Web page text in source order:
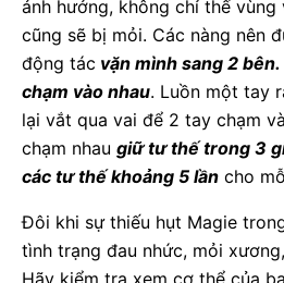
ảnh hưởng, không chỉ thế
cũng sẽ bị mỏi. Các nàng nên
động tác vặn mình sang 2 bên.
chạm vào nhau. Luồn một tay
lại vắt qua vai để 2 tay chạm
chạm nhau giữ tư thế trong 3
các tư thế khoảng 5 lần cho
Đôi khi sự thiếu hụt Magie
tình trạng đau nhức, mỏi
Hãy kiểm tra xem cơ thể của